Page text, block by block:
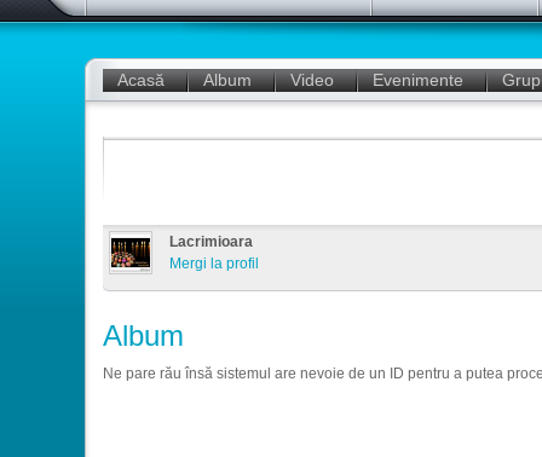
Acasă Album Video Evenimente
Lacrimioara
Mergi la profil
Album
Ne pare rău însă sistemul are nevoie de un ID pentru a putea